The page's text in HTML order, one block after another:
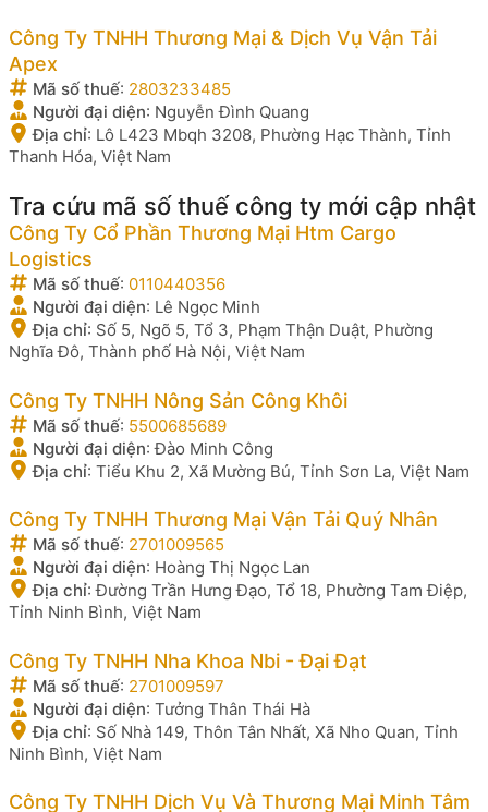
Công Ty TNHH Thương Mại & Dịch Vụ Vận Tải
Apex
Mã số thuế: 2803233485
Người đại diện: Nguyễn Đình Quang
Địa chỉ: Lô L423 Mbqh 3208, Phường Hạc Thành, Tỉnh
Thanh Hóa, Việt Nam
Tra cứu mã số thuế công ty mới cập nhật
Công Ty Cổ Phần Thương Mại Htm Cargo
Logistics
Mã số thuế: 0110440356
Người đại diện: Lê Ngọc Minh
Địa chỉ: Số 5, Ngõ 5, Tổ 3, Phạm Thận Duật, Phường
Nghĩa Đô, Thành phố Hà Nội, Việt Nam
Công Ty TNHH Nông Sản Công Khôi
Mã số thuế: 5500685689
Người đại diện:Đào Minh Công
Địa chỉ: Tiểu Khu 2, Xã Mường Bú, Tỉnh Sơn La, Việt Nam
Công Ty TNHH Thương Mại Vận Tải Quý Nhân
Mã số thuế: 2701009565
Người đại diện: Hoàng Thị Ngọc Lan
Địa chỉ:Đường Trần Hưng Đạo, Tổ 18, Phường Tam Điệp,
Tỉnh Ninh Bình, Việt Nam
Công Ty TNHH Nha Khoa Nbi - Đại Đạt
Mã số thuế: 2701009597
Người đại diện: Tưởng Thân Thái Hà
Địa chỉ: Số Nhà 149, Thôn Tân Nhất, Xã Nho Quan, Tỉnh
Ninh Bình, Việt Nam
Công Ty TNHH Dịch Vụ Và Thương Mại Minh Tâm